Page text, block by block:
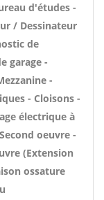
d'études -
/ Dessinateur
de
garage -
-
- Cloisons -
électrique à
oeuvre -
(Extension
ossature